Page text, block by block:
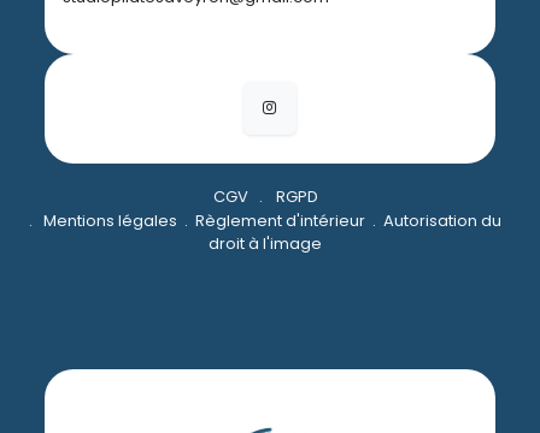
CGV.
RGPD
. Mentions légales . Règlement d'intérieur . Autorisation du
droit à l'image